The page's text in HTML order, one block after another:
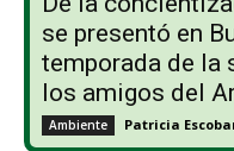
se presentó en
temporada de la
los amigos del
Ambiente Patricia